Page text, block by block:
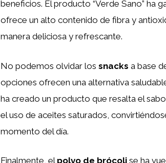
beneficios. El producto “Verde Sano” ha
ofrece un alto contenido de fibra y
manera deliciosa y refrescante.
No podemos olvidar los snacks a base
opciones ofrecen una alternativa
ha creado un producto que resalta el
el uso de aceites saturados,
momento del día.
Finalmente, el polvo de brócoli se ha